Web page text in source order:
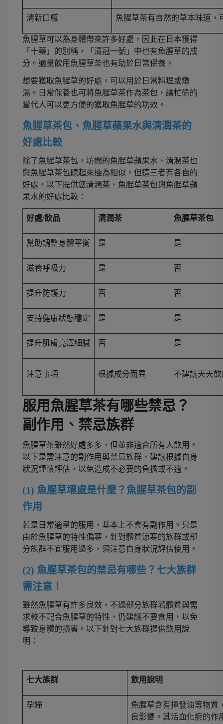
清新口感 魚腥草茶有自然的草本味道，
魚腥草可以為身體帶來許多好處，因此在日本獲得
「十藥」的別稱，「清冠一號」中也有魚腥草的成
分。適量飲用魚腥草茶也有助於日常保養。
想要獲取魚腥草的好處，可以用於日常料理或燉
湯。日常保養也可將魚腥草茶作為茶包，讓忙碌的
當代人可以更方便的獲取魚腥草的功效。
魚腥草茶包、魚腥草蘋果水與清潤茶的
好處比較
除了魚腥草茶包，坊間的魚腥草蘋果水、清潤茶也
與魚腥草茶包聽起來極為相似，但這三者有各自的
好處，以下提供您清潤茶、魚腥草茶包與魚腥草蘋
果水的好處比較：
好處/飲品 清潤茶 魚腥草茶包
幫助調整身體平衡 是 是
滋養呼吸力 是 否
提升防護力 否 否
支持健康狀態穩定 是 是
提升肌膚亮澤細膩 否 是
注意事項 根據成分而異 不建議天天飲
服用魚腥草茶有哪些禁忌？
副作用、禁忌族群
魚腥草茶雖然好處多多，但並非適合所有人飲用。
以下是需注意的副作用與禁忌族群，建議根據自身
狀況謹慎評估，以免造成不必要的負擔或不適。
(1) 魚腥草壞處是什麼？魚腥草茶包的副
作用
若是日常適量的服用，基本上不會有副作用。只是
由於魚腥草的特性偏寒，針對體質涼寒的族群或部
分族群不宜服用過多，須注意自身狀況評估使用。
(2) 魚腥草茶包的禁忌有哪些？七大族群
需注意！
雖然魚腥草有許多良效，不過部分族群若體質與需
求較不配合魚腥草的特性，仍建議不要食用，以免
導致身體的損害。以下針對七大族群提供飲用說
明：
七大族群 飲用說明
孕婦
魚腥草含有揮發油等物質
良影響。其活血化瘀的作